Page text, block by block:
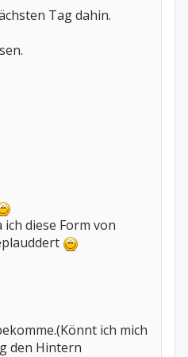
Tag dahin.
diese Form von
ich mich
den Hintern